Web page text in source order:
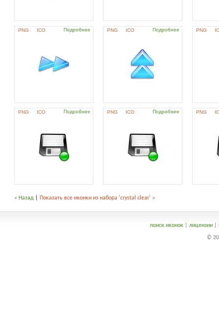
PNG ICO Подробнее PNG ICO Подробнее PNG
PNG ICO Подробнее PNG ICO Подробнее PNG
« Назад Показать все иконки из набора 'crystal clear' »
поиск иконок| лицензии|
©